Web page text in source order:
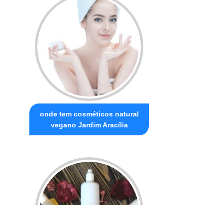
onde tem cosméticos natural
vegano Jardim Aracília